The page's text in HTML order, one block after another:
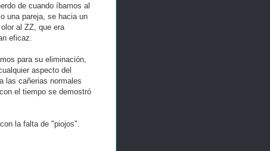
de cuando íbamos al
una pareja, se hacia un
al ZZ, que era
eficaz.
para su eliminación,
aspecto del
las cañerias normales
el tiempo se demostró
la falta de "piojos".